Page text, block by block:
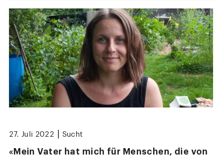
27. Juli 2022 Sucht
«Mein Vater hat mich für Menschen, die von